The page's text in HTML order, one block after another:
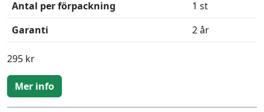
Antal per förpackning
1 st
Garanti
2 år
295 kr
Mer info